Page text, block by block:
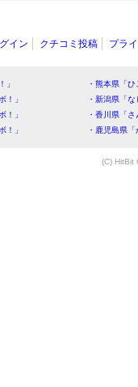
イン クチコミ投稿 プラ
」
・熊本県「
！」
・新潟県「
！」
・香川県「
！」
・鹿児島県
(C) HitBit